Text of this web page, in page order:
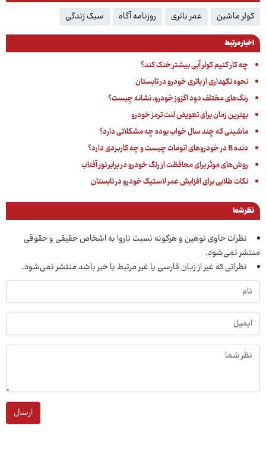
کولر ماشین عمر باتری روزنامه آگاه سبک زندگی
اخبار مرتبط
چه کار کنیم کولر آبی بیشتر خنک کند؟
نحوه نگهداری از باتری خودرو در تابستان
رنگ‌های مختلف دود اگزوز خودرو، نشانه چیست؟
بهترین زمان برای تعویض لنت ترمز خودرو
ماشینی که چند سال خواب بوده چه مشکلاتی دارد؟
دنده B در خودروهای اتومات چیست و چه کاربردی دارد؟
روش‌های موثر برای محافظت از رنگ خودرو در برابر نور آفتاب
نکات طلایی برای افزایش عمر لاستیک خودرو در تابستان
نظر شما
نظرات حاوی توهین و هرگونه نسبت ناروا به اشخاص حقیقی و حقوقی
منتشر نمی‌شود.
نظراتی که غیر از زبان فارسی یا غیر مرتبط با خبر باشد منتشر نمی‌شود.
ارسال